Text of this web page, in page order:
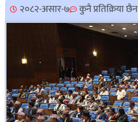
२०८२-असार-७ कुनै प्रतिक्रिया छैन